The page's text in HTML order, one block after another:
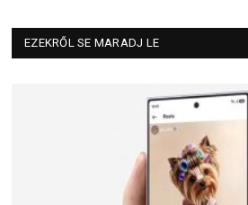
EZEKRŐL SE MARADJ LE